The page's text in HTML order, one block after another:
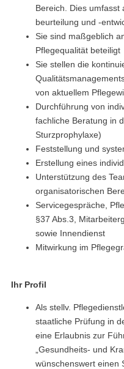
Bereich. Dies umfasst
beurteilung und -
Sie sind maßgeblich
Pflegequalität beteiligt
Sie stellen die
von aktuellem
Durchführung von
fachliche Beratung in
Sturzprophylaxe)
Feststellung und
Erstellung eines
Unterstützung des
organisatorischen
Servicegespräche,
§37 Abs.3,
sowie Innendienst
Mitwirkung im
Ihr Profil
Als stellv.
staatliche Prüfung in
eine Erlaubnis zur
„Gesundheits- und
wünschenswert einen